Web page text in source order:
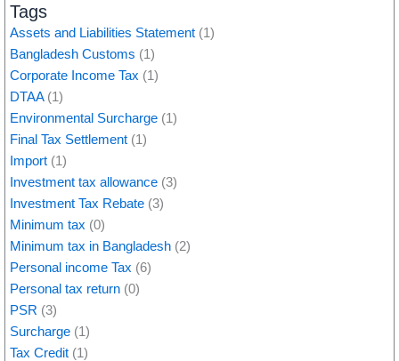
Tags
Assets and Liabilities Statement (1)
Bangladesh Customs (1)
Corporate Income Tax (1)
DTAA(1)
Environmental Surcharge (1)
Final Tax Settlement (1)
Import (1)
Investment tax allowance (3)
Investment Tax Rebate (3)
Minimum tax (0)
Minimum tax in Bangladesh (2)
Personal income Tax (6)
Personal tax return (0)
PSR (3)
Surcharge (1)
Tax Credit (1)